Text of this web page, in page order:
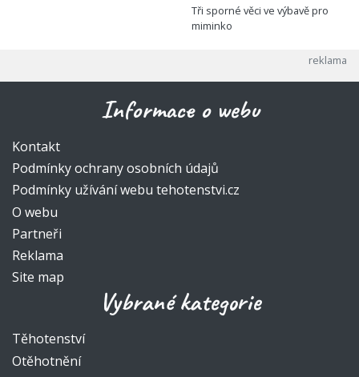
Tři sporné věci ve výbavě pro
miminko
Informace o webu
Kontakt
Podmínky ochrany osobních údajů
Podmínky užívání webu tehotenstvi.cz
O webu
Partneři
Reklama
Site map
Vybrané kategorie
Těhotenství
Otěhotnění